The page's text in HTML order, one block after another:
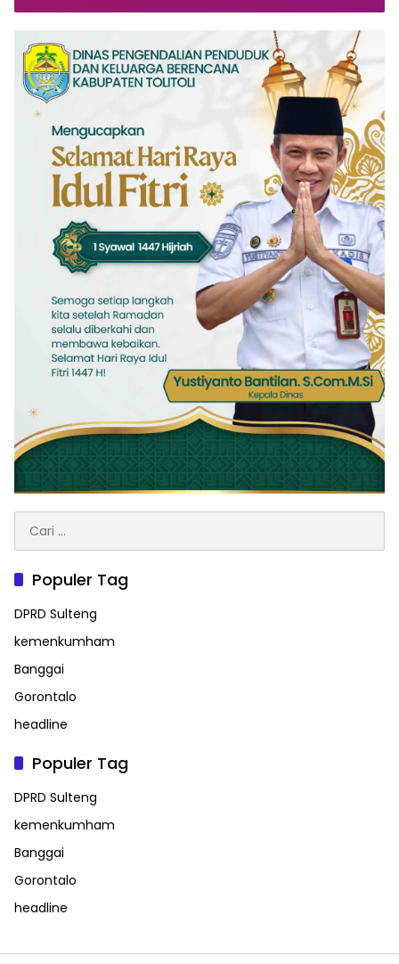
untuk:
Populer Tag
DPRD Sulteng
kemenkumham
Banggai
Gorontalo
headline
Populer Tag
DPRD Sulteng
kemenkumham
Banggai
Gorontalo
headline